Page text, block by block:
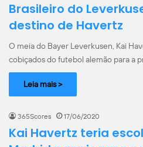
Brasileiro do
destino de Havertz
O meia do Bayer Leverkusen, Kai
cobiçados do futebol alemão para a
Leia mais >
365Scores 17/06/2020
Kai Havertz teria